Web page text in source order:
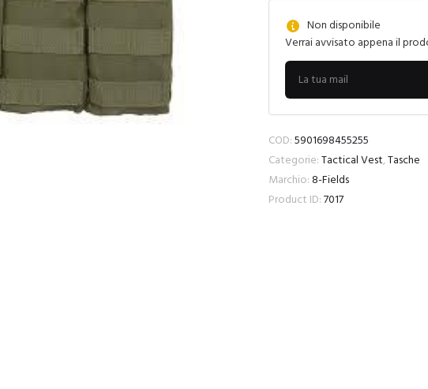
Non disponibile
Verrai avvisato appena il
COD:5901698455255
Categorie:Tactical Vest,Tasche
Marchio:8-Fields
Product ID:7017